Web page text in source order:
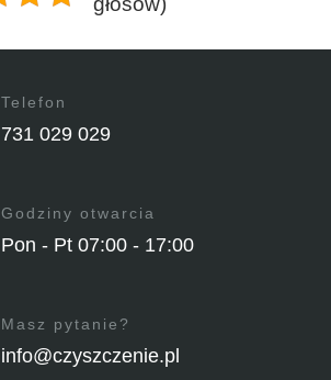
Telefon
731 029 029
Godziny otwarcia
Pon - Pt 07:00 - 17:00
Masz pytanie?
info@czyszczenie.pl